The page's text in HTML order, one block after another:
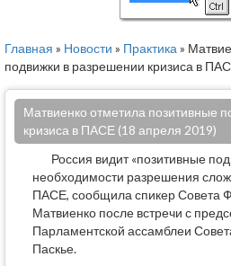
Главная » Новости » Практика »
подвижки в разрешении кризиса в
Матвиенко отметила позитивные
кризиса в ПАСЕ (18 апреля 2019)
Россия видит «позитивные
необходимости разрешения
ПАСЕ, сообщила спикер Совета
Матвиенко после встречи с
Парламентской ассамблеи
Паскье.